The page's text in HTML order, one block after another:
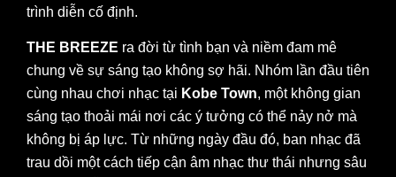
trình diễn cố định.
THE BREEZE ra đời từ tình bạn và niềm đam mê
chung về sự sáng tạo không sợ hãi. Nhóm lần đầu tiên
cùng nhau chơi nhạc tại Kobe Town, một không gian
sáng tạo thoải mái nơi các ý tưởng có thể nảy nở mà
không bị áp lực. Từ những ngày đầu đó, ban nhạc đã
trau dồi một cách tiếp cận âm nhạc thư thái nhưng sâu